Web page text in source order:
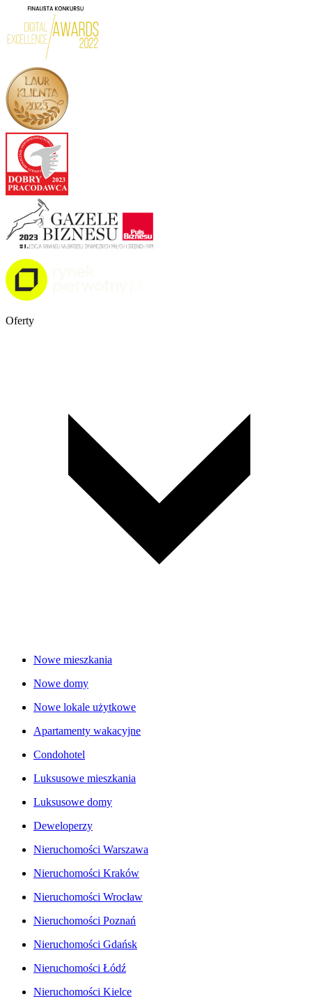
Oferty
Nowe mieszkania
Nowe domy
Nowe lokale użytkowe
Apartamenty wakacyjne
Condohotel
Luksusowe mieszkania
Luksusowe domy
Deweloperzy
Nieruchomości Warszawa
Nieruchomości Kraków
Nieruchomości Wrocław
Nieruchomości Poznań
Nieruchomości Gdańsk
Nieruchomości Łódź
Nieruchomości Kielce